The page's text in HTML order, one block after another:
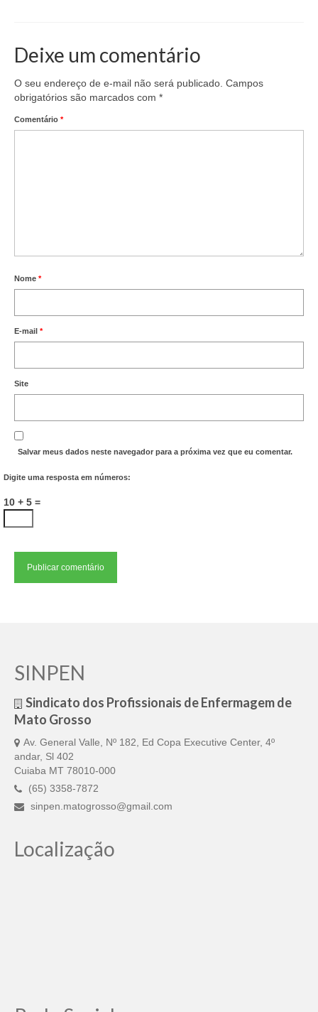
Deixe um comentário
O seu endereço de e-mail não será publicado. Campos
obrigatórios são marcados com *
Comentário *
Nome *
E-mail *
Site
Salvar meus dados neste navegador para a próxima vez que eu comentar.
Digite uma resposta em números:
10 + 5 =
SINPEN
Sindicato dos Profissionais de Enfermagem de
Mato Grosso
Av. General Valle, Nº 182, Ed Copa Executive Center, 4º
andar, Sl 402
Cuiaba MT 78010-000
(65) 3358-7872
sinpen.matogrosso@gmail.com
Localização